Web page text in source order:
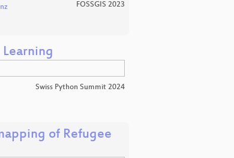
FOSSGIS 2023
Swiss Python Summit 2024
of Refugee